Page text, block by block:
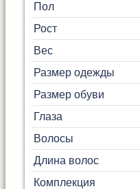
Пол
Рост
Вес
Размер одежды
Размер обуви
Глаза
Волосы
Длина волос
Комплекция